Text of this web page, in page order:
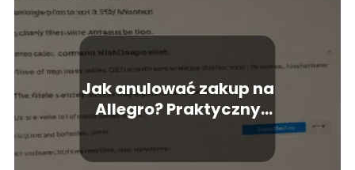
Jak anulować zakup na
Allegro? Praktyczny